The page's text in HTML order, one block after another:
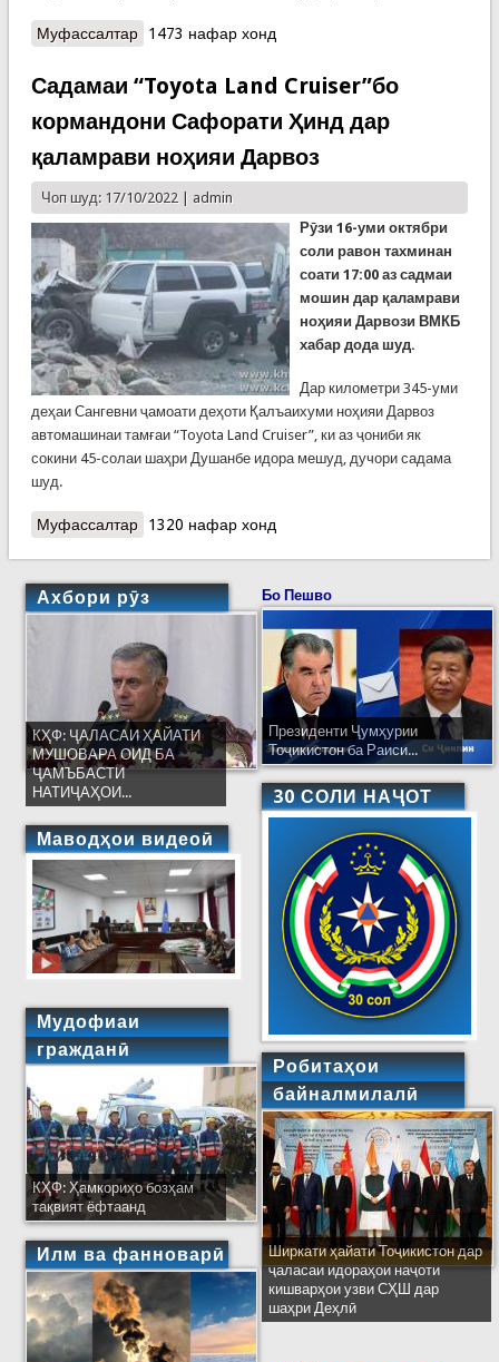
Муфассалтаро Аз хабарҳои дирӯз. Садамаи мошин дар Айнӣ,
ҷасад дар соҳили Фон
1473 нафар хонд
Садамаи “Toyota Land Cruiser”бо
кормандони Сафорати Ҳинд дар
қаламрави ноҳияи Дарвоз
Чоп шуд: 17/10/2022 | admin
Рӯзи 16-уми октябри
соли равон тахминан
соати 17:00 аз садмаи
мошин дар қаламрави
ноҳияи Дарвози ВМКБ
хабар дода шуд.
Дар километри 345-уми
деҳаи Сангевни ҷамоати деҳоти Қалъаихуми ноҳияи Дарвоз
автомашинаи тамғаи “Toyota Land Cruiser”, ки аз ҷониби як
сокини 45-солаи шаҳри Душанбе идора мешуд, дучори садама
шуд.
Муфассалтаро Садамаи “Toyota Land Cruiser”бо кормандони
1320 нафар хонд
Ахбори рӯз
КҲФ: ҶАЛАСАИ ҲАЙАТИ
МУШОВАРА ОИД БА
ҶАМЪБАСТИ
НАТИҶАҲОИ...
Маводҳои видеоӣ
Мудофиаи
гражданӣ
КҲФ: Ҳамкориҳо бозҳам
тақвият ёфтаанд
Илм ва фанноварӣ
Бо Пешво
Президенти Ҷумҳурии
Тоҷикистон ба Раиси...
30 СОЛИ НАҶОТ
Робитаҳои
байналмилалӣ
Ширкати ҳайати Тоҷикистон дар
ҷаласаи идораҳои наҷоти
кишварҳои узви СҲШ дар
шаҳри Деҳлӣ